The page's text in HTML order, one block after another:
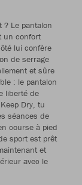
? Le pantalon
un confort
lui confère
de serrage
et sûre
: le pantalon
liberté de
Dry, tu
séances de
course à pied
sport est prêt
et
avec le